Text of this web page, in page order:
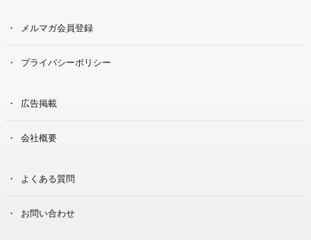
メルマガ会員登録
プライバシーポリシー
広告掲載
会社概要
よくある質問
お問い合わせ